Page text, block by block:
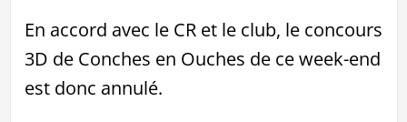
En accord avec le CR et le club, le concours
3D de Conches en Ouches de ce week-end
est donc annulé.